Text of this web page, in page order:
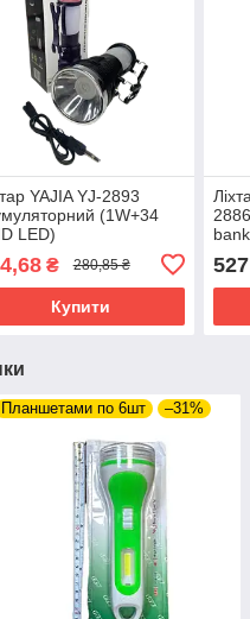
YAJIA YJ-2893
(1W+34
LED)
₴ 280,85 ₴
Купити
bank
Планшетами по 6шт –31%